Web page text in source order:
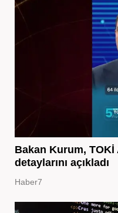
Bakan Kurum, TOKİ
detaylarını açıkladı
Haber7